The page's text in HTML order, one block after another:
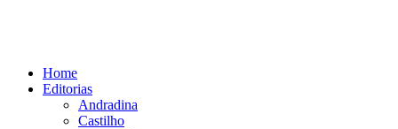
Home
Editorias
Andradina
Castilho